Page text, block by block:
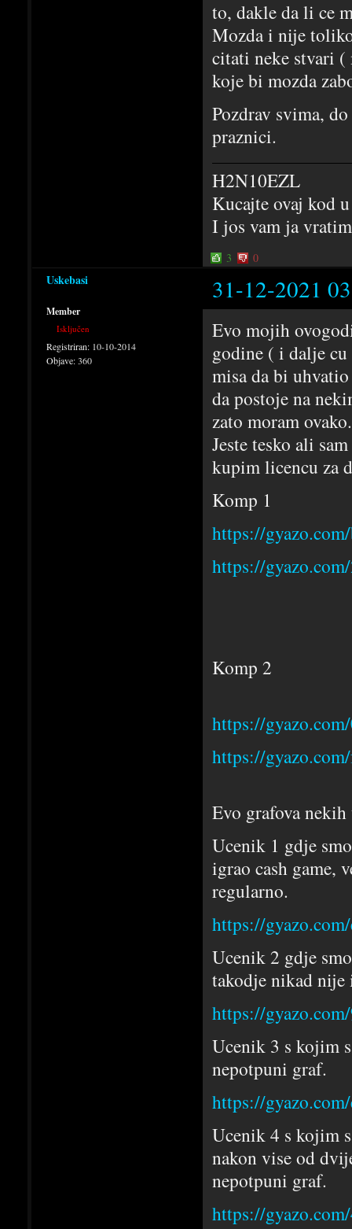
to, dakle da li ce
Mozda i nije
citati neke stvari (
koje bi mozda
Pozdrav svima,
praznici.
H2N10EZL
Kucajte ovaj kod
I jos vam ja
3 0
Uskebasi 31-12-2021
Member
Isključen
Registriran: 10-10-2014
Objave:360
Evo mojih
godine ( i dalje cu
misa da bi
da postoje na
zato moram ovako.
Jeste tesko ali
kupim licencu za
Komp 1
https://
https://
Komp 2
https://
https://
Evo grafova
Ucenik 1 gdje
igrao cash game,
regularno.
https://
Ucenik 2 gdje
takodje nikad nije
https://
Ucenik 3 s kojim
nepotpuni graf.
https://
Ucenik 4 s kojim
nakon vise od
nepotpuni graf.
https://